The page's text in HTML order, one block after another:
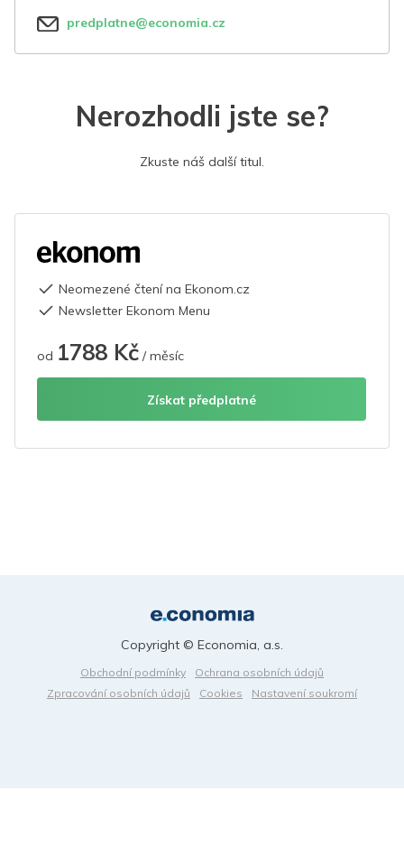
predplatne@economia.cz
Nerozhodli jste se?
Zkuste náš další titul.
Neomezené čtení na Ekonom.cz
Newsletter Ekonom Menu
od 1788 Kč / měsíc
Získat předplatné
Obchodní podmínky
Ochrana osobních údajů
Zpracování osobních údajů
Cookies Nastavení soukromí
Copyright © Economia, a.s.